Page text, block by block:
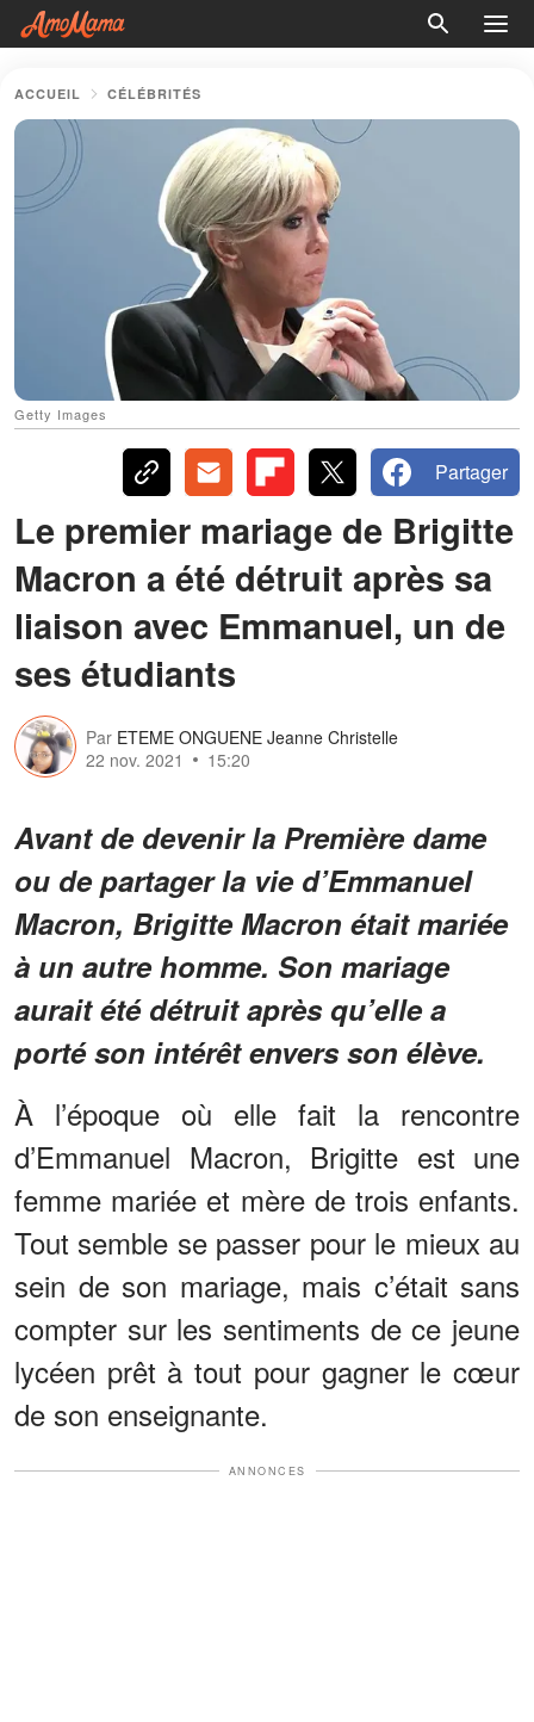
ACCUEIL CÉLÉBRITÉS
Getty Images
Partager
Le premier mariage de Brigitte
Macron a été détruit après sa
liaison avec Emmanuel, un de
ses étudiants
Par ETEME ONGUENE Jeanne Christelle
22 nov. 2021
15:20
Avant de devenir la Première dame
ou de partager la vie d’Emmanuel
Macron, Brigitte Macron était mariée
à un autre homme. Son mariage
aurait été détruit après qu’elle a
porté son intérêt envers son élève.
À l’époque où elle fait la rencontre
d’Emmanuel Macron, Brigitte est une
femme mariée et mère de trois enfants.
Tout semble se passer pour le mieux au
sein de son mariage, mais c’était sans
compter sur les sentiments de ce jeune
lycéen prêt à tout pour gagner le cœur
de son enseignante.
ANNONCES